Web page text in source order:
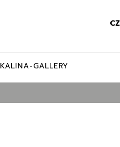
CZ
KALINA-GALLERY